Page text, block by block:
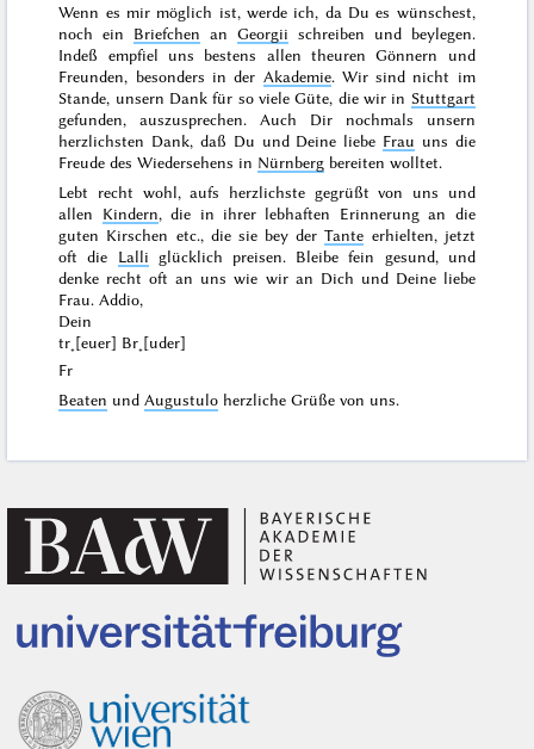
Wenn es mir möglich ist, werde ich, da Du es wünschest,
noch ein Briefchen an Georgii schreiben und beylegen.
Indeß empfiel uns bestens allen theuren Gönnern und
Freunden, besonders in der Akademie. Wir sind nicht im
Stande, unsern Dank für so viele Güte, die wir in Stuttgart
gefunden, auszusprechen. Auch Dir nochmals unsern
herzlichsten Dank, daß Du und Deine liebe Frau uns die
Freude des Wiedersehens in Nürnberg bereiten wolltet.
Lebt recht wohl, aufs herzlichste gegrüßt von uns und
allen Kindern, die in ihrer lebhaften Erinnerung an die
guten Kirschen etc., die sie bey derTante erhielten, jetzt
oft die Lalli glücklich preisen. Bleibe fein gesund, und
denke recht oft an uns wie wir an Dich und Deine liebe
Frau.Addio,
Dein
tr˖[euer] Br˖[uder]
Fr
Beaten undAugustulo herzliche Grüße von uns.